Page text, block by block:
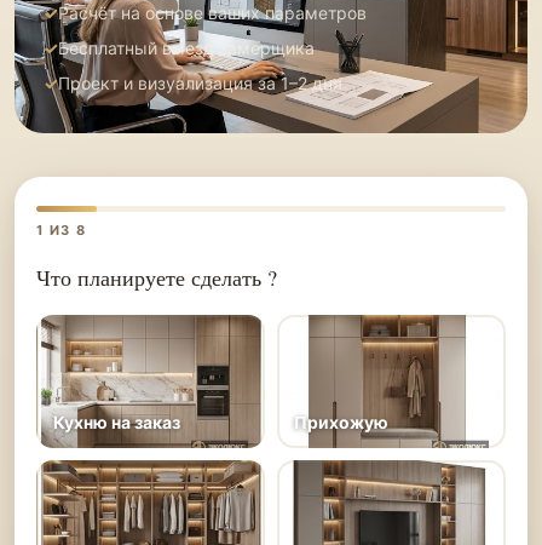
Расчёт на основе ваших параметров
Бесплатный выезд замерщика
Проект и визуализация за 1–2 дня
1 ИЗ 8
Что планируете сделать ?
Кухню на заказ Прихожую